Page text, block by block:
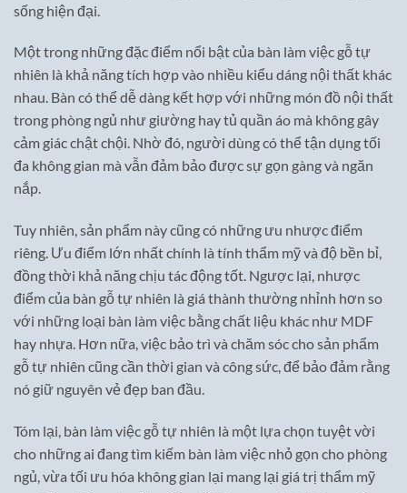
sống hiện đại.
Một trong những đặc điểm nổi bật của bàn làm việc gỗ tự
nhiên là khả năng tích hợp vào nhiều kiểu dáng nội thất khác
nhau. Bàn có thể dễ dàng kết hợp với những món đồ nội thất
trong phòng ngủ như giường hay tủ quần áo mà không gây
cảm giác chật chội. Nhờ đó, người dùng có thể tận dụng tối
đa không gian mà vẫn đảm bảo được sự gọn gàng và ngăn
nắp.
Tuy nhiên, sản phẩm này cũng có những ưu nhược điểm
riêng. Ưu điểm lớn nhất chính là tính thẩm mỹ và độ bền bỉ,
đồng thời khả năng chịu tác động tốt. Ngược lại, nhược
điểm của bàn gỗ tự nhiên là giá thành thường nhỉnh hơn so
với những loại bàn làm việc bằng chất liệu khác như MDF
hay nhựa. Hơn nữa, việc bảo trì và chăm sóc cho sản phẩm
gỗ tự nhiên cũng cần thời gian và công sức, để bảo đảm rằng
nó giữ nguyên vẻ đẹp ban đầu.
Tóm lại, bàn làm việc gỗ tự nhiên là một lựa chọn tuyệt vời
cho những ai đang tìm kiếm bàn làm việc nhỏ gọn cho phòng
ngủ, vừa tối ưu hóa không gian lại mang lại giá trị thẩm mỹ